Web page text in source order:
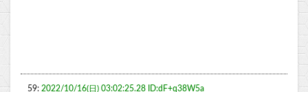
59: 2022/10/16(日) 03:02:25.28 ID:dF+q38W5a